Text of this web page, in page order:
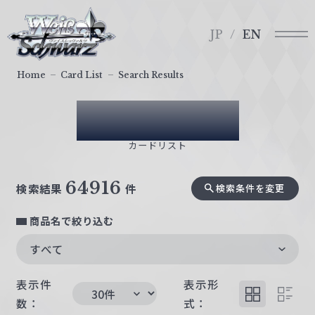
ァ
イ
｜
JP EN
Card List
カードリスト
Home Card List Search Results
検索結果 64916 件 検索条件を変更
商品名で絞り込む
すべて
表示件
数：
表示形
式：